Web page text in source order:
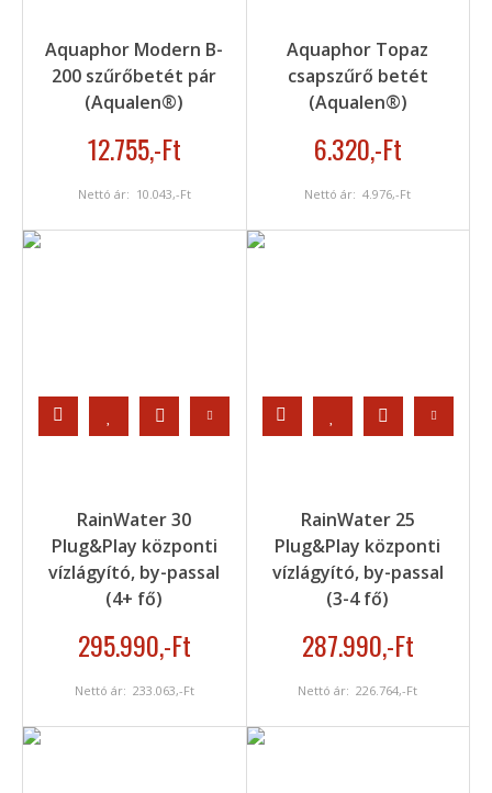
Aquaphor Modern B-
200 szűrőbetét pár
(Aqualen®)
12.755,-Ft
Nettó ár: 10.043,-Ft
Aquaphor Topaz
csapszűrő betét
(Aqualen®)
6.320,-Ft
Nettó ár:4.976,-Ft
RainWater 30
Plug&Play központi
vízlágyító, by-passal
(4+ fő)
295.990,-Ft
Nettó ár: 233.063,-Ft
RainWater 25
Plug&Play központi
vízlágyító, by-passal
(3-4 fő)
287.990,-Ft
Nettó ár:226.764,-Ft